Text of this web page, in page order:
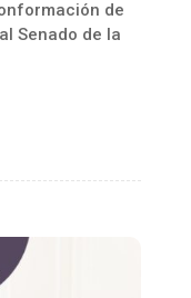
de
Senado de la